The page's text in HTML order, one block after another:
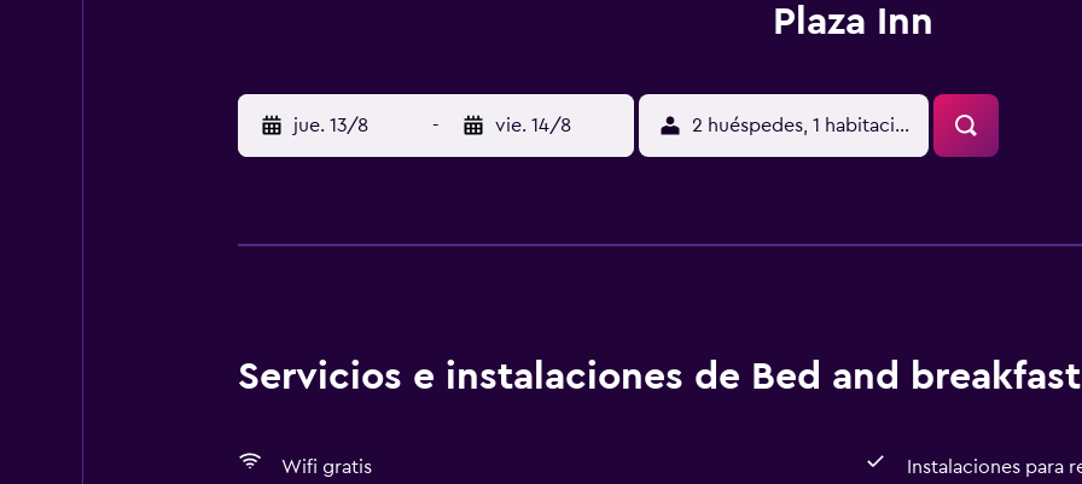
Plaza Inn
jue. 13/8 - vie. 14/8 2 huéspedes, 1 habitación
Servicios e instalaciones de Bed and breakfast
Wifi gratis Instalaciones para